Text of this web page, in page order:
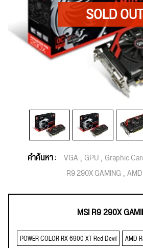
คำค้นหา : VGA GPU Graphic
R9 290X GAMING AMD
MSI R9 290X
POWER COLOR RX 6900 XT Red Devil
AMD